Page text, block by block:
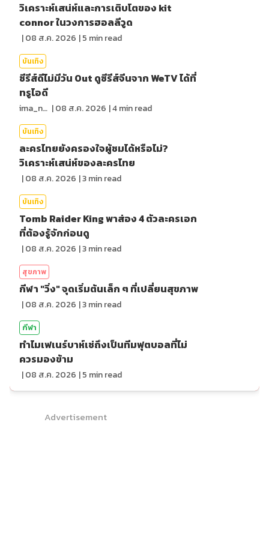
วิเคราะห์เสน่ห์และการเติบโตของ kit
connor ในวงการฮอลลีวูด
|08 ส.ค. 2026 |5 min read
บันเทิง
ซีรีส์ดีไม่มีวัน Out ดูซีรีส์จีนจาก WeTV ได้ที่
ทรูไอดี
ima_nan |08 ส.ค. 2026 |4min read
บันเทิง
ละครไทยยังครองใจผู้ชมได้หรือไม่?
วิเคราะห์เสน่ห์ของละครไทย
|08 ส.ค. 2026 |3min read
บันเทิง
Tomb Raider King พาส่อง 4 ตัวละครเอก
ที่ต้องรู้จักก่อนดู
|08 ส.ค. 2026 |3min read
สุขภาพ
กีฬา "วิ่ง" จุดเริ่มต้นเล็ก ๆ ที่เปลี่ยนสุขภาพ
|08 ส.ค. 2026 |3min read
กีฬา
ทำไมเฟเนร์บาห์เช่ถึงเป็นทีมฟุตบอลที่ไม่
ควรมองข้าม
|08 ส.ค. 2026 |5 min read
Advertisement